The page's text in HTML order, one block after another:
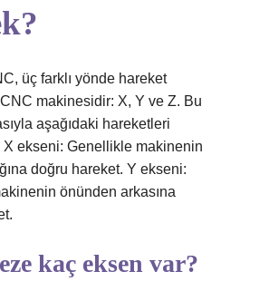
üç farklı yönde hareket
makinesidir: X, Y ve Z. Bu
aşağıdaki hareketleri
X ekseni: Genellikle makinenin
doğru hareket. Y ekseni:
önünden arkasına
kaç eksen var?